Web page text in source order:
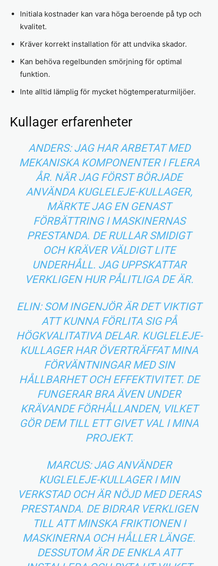
Initiala kostnader kan vara höga beroende på typ och
kvalitet.
Kräver korrekt installation för att undvika skador.
Kan behöva regelbunden smörjning för optimal
funktion.
Inte alltid lämplig för mycket högtemperaturmiljöer.
Kullager erfarenheter
ANDERS: JAG HAR ARBETAT MED
MEKANISKA KOMPONENTER I FLERA
ÅR. NÄR JAG FÖRST BÖRJADE
ANVÄNDA KUGLELEJE-KULLAGER,
MÄRKTE JAG EN GENAST
FÖRBÄTTRING I MASKINERNAS
PRESTANDA. DE RULLAR SMIDIGT
OCH KRÄVER VÄLDIGT LITE
UNDERHÅLL. JAG UPPSKATTAR
VERKLIGEN HUR PÅLITLIGA DE ÄR.
ELIN: SOM INGENJÖR ÄR DET VIKTIGT
ATT KUNNA FÖRLITA SIG PÅ
HÖGKVALITATIVA DELAR. KUGLELEJE-
KULLAGER HAR ÖVERTRÄFFAT MINA
FÖRVÄNTNINGAR MED SIN
HÅLLBARHET OCH EFFEKTIVITET. DE
FUNGERAR BRA ÄVEN UNDER
KRÄVANDE FÖRHÅLLANDEN, VILKET
GÖR DEM TILL ETT GIVET VAL I MINA
PROJEKT.
MARCUS: JAG ANVÄNDER
KUGLELEJE-KULLAGER I MIN
VERKSTAD OCH ÄR NÖJD MED DERAS
PRESTANDA. DE BIDRAR VERKLIGEN
TILL ATT MINSKA FRIKTIONEN I
MASKINERNA OCH HÅLLER LÄNGE.
DESSUTOM ÄR DE ENKLA ATT